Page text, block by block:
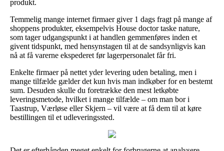
produkt.
Temmelig mange internet firmaer giver 1 dags fragt på mange af
shoppens produkter, eksempelvis House doctor taske nature,
som tager udgangspunkt i at handlen gemmenføres inden et
givent tidspunkt, med hensynstagen til at de sandsynligvis kan
nå at få varerne ekspederet før lagerpersonalet får fri.
Enkelte firmaer på nettet yder levering uden betaling, men i
mange tilfælde gælder det kun hvis man indkøber for en bestemt
sum. Desuden skulle du foretrække den mest letkøbte
leveringsmetode, hvilket i mange tilfælde – om man bor i
Taastrup, Værløse eller Skjern – vil være at få dem til at køre
bestillingen til et udleveringssted.